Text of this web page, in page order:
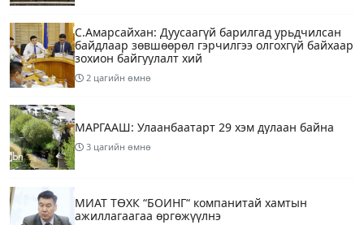
С.Амарсайхан: Дуусаагүй барилгад урьдчилсан
байдлаар зөвшөөрөл гэрчилгээ олгохгүй байхаар
зохион байгуулалт хий
2 цагийн өмнө
МАРГААШ: Улаанбаатарт 29 хэм дулаан байна
3 цагийн өмнө
МИАТ ТӨХК “БОИНГ“ компанитай хамтын
ажиллагаагаа өргөжүүлнэ